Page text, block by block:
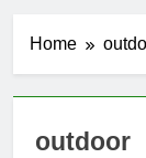
Home
outdoor